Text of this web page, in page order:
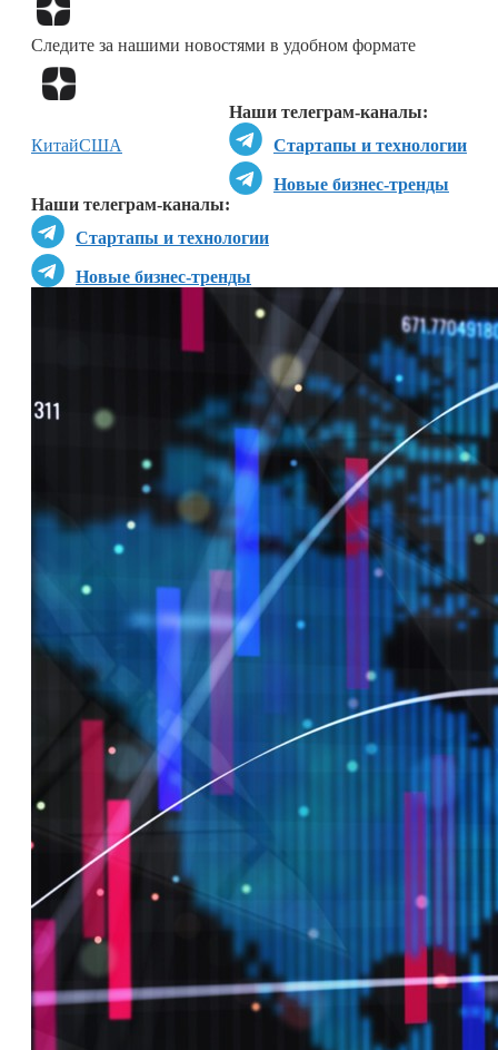
Следите за нашими новостями в удобном формате
Наши телеграм-каналы:
Стартапы и технологии
Новые бизнес-тренды
Наши телеграм-каналы:
Стартапы и технологии
Новые бизнес-тренды
КитайСША